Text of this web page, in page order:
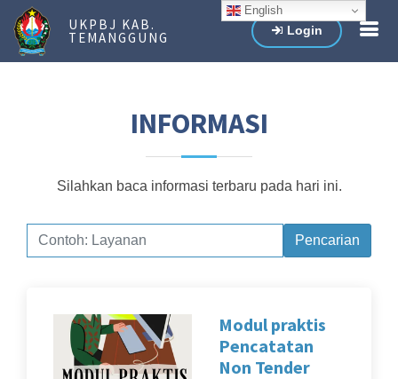
English
UKPBJ KAB.
TEMANGGUNG Login
INFORMASI
Silahkan baca informasi terbaru pada hari ini.
Pencarian
Modul praktis
Pencatatan
Non Tender